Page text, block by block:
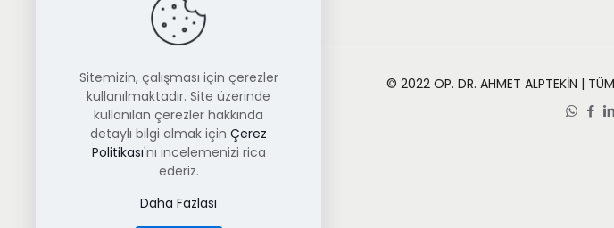
© 2022 OP. DR. AHMET ALPTEKİN |
Sitemizin, çalışması için çerezler
kullanılmaktadır. Site üzerinde
kullanılan çerezler hakkında
detaylı bilgi almak için Çerez
Politikası'nı incelemenizi rica
ederiz.
Daha Fazlası